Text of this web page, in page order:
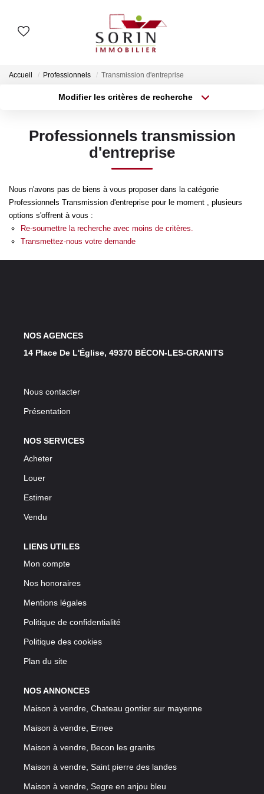
ESTIMER
Estimation En Présentiel
ACHETER
Syndic
Accueil Professionnels Transmission d'entreprise
Modifier les critères de recherche
Type de bien
Surface min
Créer une alerte
Professionnels transmission
d'entreprise
Nous n'avons pas de biens à vous proposer dans la catégorie
Professionnels Transmission d'entreprise pour le moment , plusieurs
options s'offrent à vous :
Re-soumettre la recherche avec moins de critères.
Transmettez-nous votre demande
NOS AGENCES
14 Place De L'Église, 49370 BÉCON-LES-GRANITS
Nous contacter
Présentation
NOS SERVICES
Acheter
Louer
Estimer
Vendu
LIENS UTILES
Mon compte
Nos honoraires
Mentions légales
Politique de confidentialité
Politique des cookies
Plan du site
NOS ANNONCES
Maison à vendre, Chateau gontier sur mayenne
Maison à vendre, Ernee
Maison à vendre, Becon les granits
Maison à vendre, Saint pierre des landes
Maison à vendre, Segre en anjou bleu